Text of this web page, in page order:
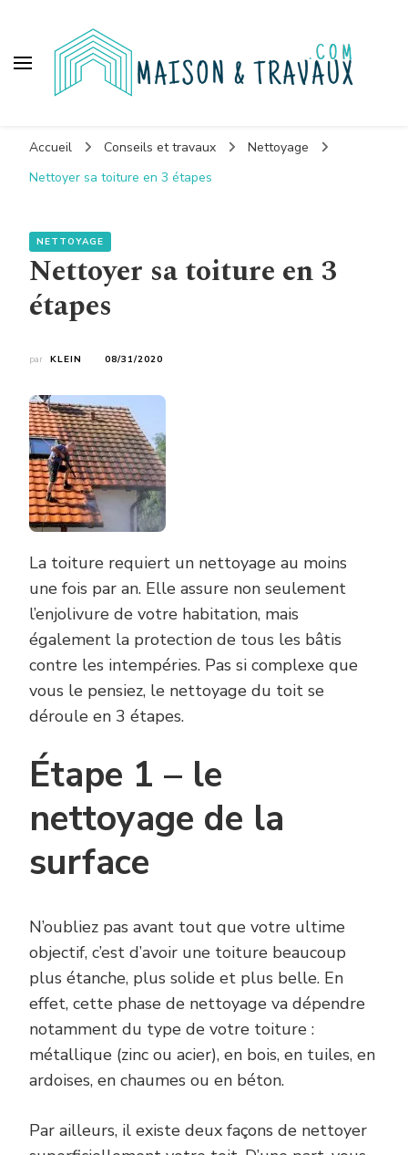
Accueil Conseils et travaux
Nettoyage
Nettoyer sa toiture en 3 étapes
NETTOYAGE
Nettoyer sa toiture en 3
étapes
par KLEIN 08/31/2020
La toiture requiert un nettoyage au moins
une fois par an. Elle assure non seulement
l’enjolivure de votre habitation, mais
également la protection de tous les bâtis
contre les intempéries. Pas si complexe que
vous le pensiez, le nettoyage du toit se
déroule en 3 étapes.
Étape 1 – le
nettoyage de la
surface
N’oubliez pas avant tout que votre ultime
objectif, c’est d’avoir une toiture beaucoup
plus étanche, plus solide et plus belle. En
effet, cette phase de nettoyage va dépendre
notamment du type de votre toiture :
métallique (zinc ou acier), en bois, en tuiles, en
ardoises, en chaumes ou en béton.
Par ailleurs, il existe deux façons de nettoyer